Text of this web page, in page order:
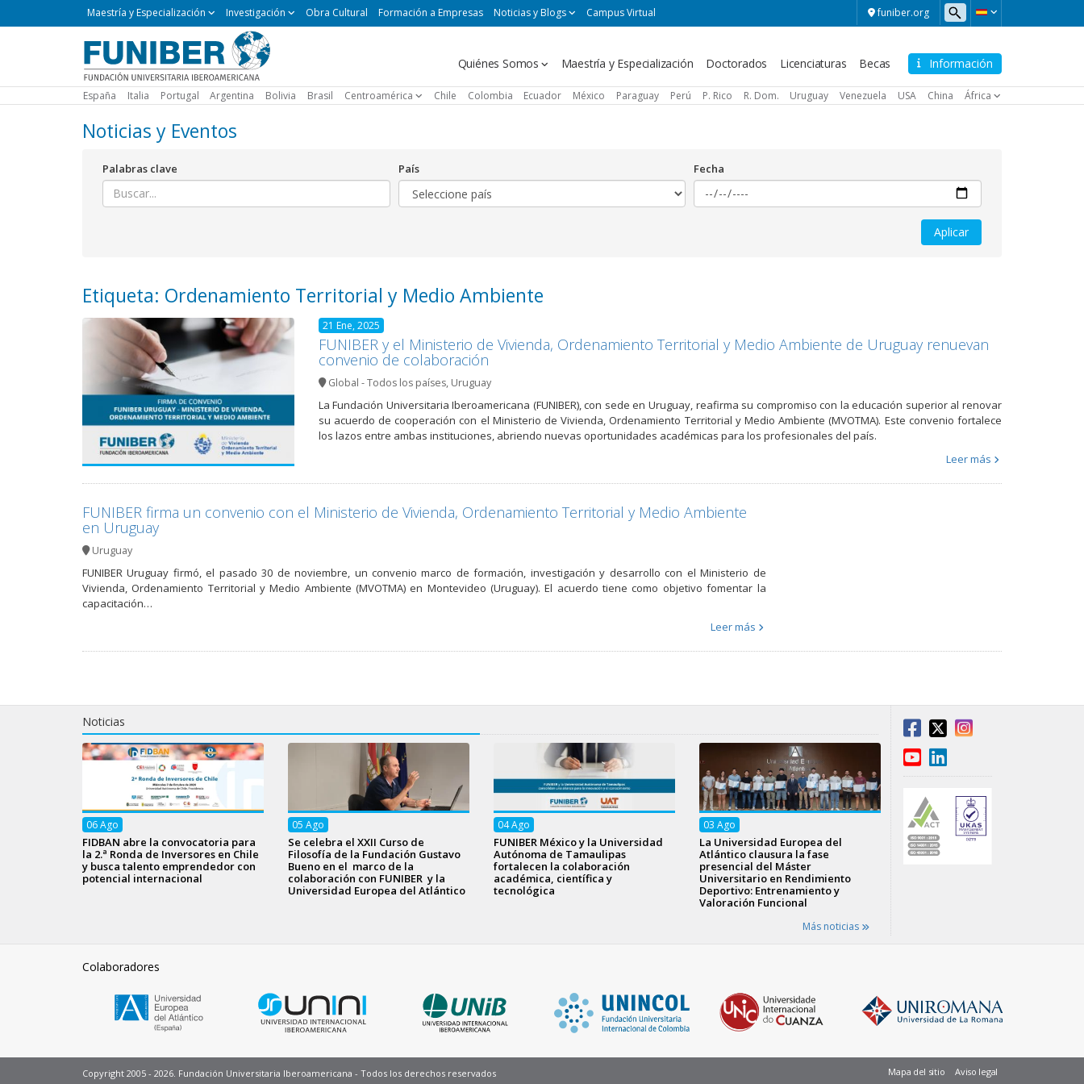
funiber.org
Maestría
Maestría y Especialización Investigación Obra Cultural Formación a Empresas Noticias y Blogs Campus Virtual
Información
Navegación
Quiénes Somos Maestría y Especialización Doctorados Licenciaturas Becas
España Italia Portugal Argentina Bolivia Brasil Centroamérica Chile Colombia Ecuador México Paraguay Perú P. Rico R. Dom. Uruguay Venezuela USA China África
Noticias y Eventos
Palabras clave País Fecha
Etiqueta: Ordenamiento Territorial y Medio Ambiente
21 Ene, 2025
FUNIBER y el Ministerio de Vivienda, Ordenamiento Territorial y Medio Ambiente de Uruguay renuevan
convenio de colaboración
Global - Todos los países, Uruguay
La Fundación Universitaria Iberoamericana (FUNIBER), con sede en Uruguay, reafirma su compromiso con la educación superior al renovar
su acuerdo de cooperación con el Ministerio de Vivienda, Ordenamiento Territorial y Medio Ambiente (MVOTMA). Este convenio fortalece
los lazos entre ambas instituciones, abriendo nuevas oportunidades académicas para los profesionales del país.
Leer más
FUNIBER firma un convenio con el Ministerio de Vivienda, Ordenamiento Territorial y Medio Ambiente
en Uruguay
Uruguay
FUNIBER Uruguay firmó, el pasado 30 de noviembre, un convenio marco de formación, investigación y desarrollo con el Ministerio de
Vivienda, Ordenamiento Territorial y Medio Ambiente (MVOTMA) en Montevideo (Uruguay). El acuerdo tiene como objetivo fomentar la
capacitación…
Leer más
Noticias
06Ago
FIDBAN abre la convocatoria para
la 2.ª Ronda de Inversores en Chile
y busca talento emprendedor con
potencial internacional
05 Ago
Se celebra el XXII Curso de
Filosofía de la Fundación Gustavo
Bueno en el marco de la
colaboración con FUNIBER y la
Universidad Europea del Atlántico
04Ago
FUNIBER México y la Universidad
Autónoma de Tamaulipas
fortalecen la colaboración
académica, científica y
tecnológica
03 Ago
La Universidad Europea del
Atlántico clausura la fase
presencial del Máster
Universitario en Rendimiento
Deportivo: Entrenamiento y
Valoración Funcional
Más noticias
Colaboradores
Copyright 2005 - 2026. Fundación Universitaria Iberoamericana - Todos los derechos reservados Mapa del sitio Aviso legal